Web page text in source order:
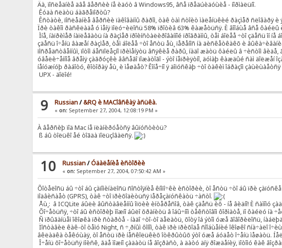
Äà, ïîñëåäíèå äâå âåðñèè íå èäóò â Windows95, âñå ïðåäúèäóùèå - íîðìàëüíî.
Êóäà ñëàòü áàãðåïîðòû?
Êñòàòè, ïîñëåäíèå âåðñèè ïàêîâàííû ðàðîì, òàê òàì ñòîèò ìàëåíüêèé ðàçìåð ñëîâàðÿ
Ïðè òàêîì ðàñêëàäå ó ìåíÿ ïîëó÷èëîñü 58% ïðîòèâ 63% êàæåòüñÿ. È âîîáùå âñå
Ìíå, íàïðèìåð íàïëåâàòü íà ðàçìåð ïðîèíñòàëèðîâàííîé ïðîãðàììû, òåì áîëåå ÷òî çäåñü îí
çäåñü î÷åíü âàæåí ðàçìåð, òåì áîëåå ÷òî åñòü åù¸ ïåðåíîñ íà äèñêåòêàêõ è
ïîñðåäñòâåííûì, ïîòîì áåñïîëåçíî ïðèìåíÿòü âñÿêèå ðàðû, íàäî æàòü ôàéëû â ÷èñòîì
óâåëè÷åííîå âðåìÿ çàãðóçêè ââñåãî ïîæàòîãî - ýòî íåïðèÿòíî, äóìàþ êàæäûé ñàì äîëæåí
íåíóæíóþ ðàáîòó, êîòîðàÿ åù¸ è ìåøàåò? Êîíå÷íî ÿ äîïóñêàþ ÷òî òàêèì îáðàçîì
UPX - äîëîé!
9 Russian/&RQ è MACîâñêàÿ àñüêà.
« on: September 27, 2004, 12:08:19 PM »
À âåðñèþ ïîä Mac íå ïëàíèðóåòñÿ âûïóñòèòü?
ß áû òîëüêî åé òîãäà ïîëüçîâàëñÿ.
10 Russian/Óäàëåíèå èñòîðèè
« on: September 27, 2004, 07:50:42 AM »
Õîòåëîñü áû ÷òî áû çàïîìèíàëîñü ñîñòîÿíèå êíîïî÷êè èñòîðèè, òî åñòü ÷òî áû ïðè
ïîäâèñàåò (GPRS), òàê ÷òî ïðèõîäèòüñÿ ïåðåçàïóñêàòü ÷àñòî.
Åù¸: â ICQLite áûëè âûñòàâëåííû îïöèè èíòåðåñîâ, òàê çäåñü èõ - íå âèäíî! È ñàìîìó
Õî÷åòüñÿ, ÷òî áû èñòîðèþ ìîæíî áûëî õðàíèòü â îáû÷íîì òåêñòîâîì ôîðìàòå, ïî ôàéëó íà
Ñ ïðûãàíüåì îêîøêà ïðè ñòàðòå - íàäî ÷òî-òî äåëàòü, õîòÿ îá ýòîì óæå ãîâîðèëîñü,
Ïîñòàâèë êàê-òî òåìó Night, ñ ÷¸ðíûì ôîíîì, òàê ïðè ïðèõîäå ñîîáùåíèé îêîøêî ñíà÷àëî
âêëàäêà òåêóùàÿ, òî åñòü ïðè íåñêîëüêèõ îòêðûòûõ ýòî óæå áóäåò î÷åíü ìåøàòü.
Î÷åíü õî÷åòüñÿ ïîèñê, ãäå ìîæíî çàäàòü íå âîçðàñò, à äàòó äíÿ ðîæäåíèÿ, ïîòîìó êàê